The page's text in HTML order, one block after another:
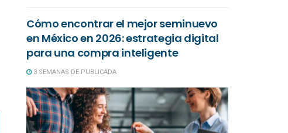
Cómo encontrar el mejor seminuevo
en México en 2026: estrategia digital
para una compra inteligente
3 SEMANAS DE PUBLICADA